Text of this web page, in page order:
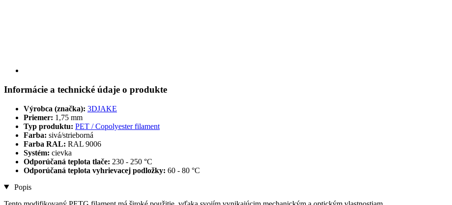
Informácie a technické údaje o produkte
Výrobca (značka): 3DJAKE
Priemer: 1,75 mm
Typ produktu: PET / Copolyester filament
Farba: sivá/strieborná
Farba RAL: RAL 9006
Systém: cievka
Odporúčaná teplota tlače: 230 - 250 °C
Odporúčaná teplota vyhrievacej podložky: 60 - 80 °C
Popis